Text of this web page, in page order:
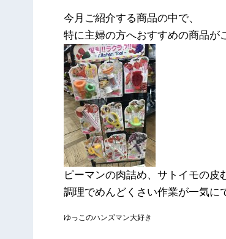
今月ご紹介する商品の中で、
特に主婦の方へおすすめの商品が
ピーマンの肉詰め、サトイモの皮
調理でめんどくさい作業が一気に
ゆっこのハンズマン大好き